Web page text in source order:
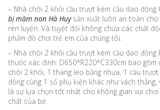
– Nhà chòi 2 khối cầu trượt kèm cầu dao động
bị mầm non Hà Huysản xuất luôn an toàn cho
rèn luyện. Và tuyệt đối không chứa các chất
phẩm đồ chơi trẻ em của chúng tôi.
– Nhà chòi 2 khối cầu trượt kèm cầu dao động
thước xác định: D650*R220*C330cm bao gồm
chòi 2 khối, 1 thang leo bằng nhựa, 1 cầu
động cùng 1 số phụ kiện khác như vách
là sự lựa chọn tốt nhất cho không gian vui
chất của bé.